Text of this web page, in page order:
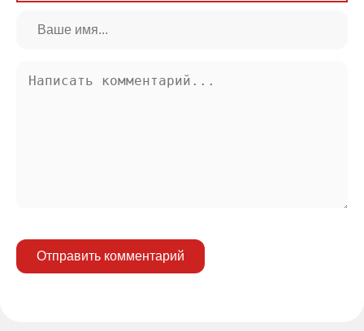
Отправить комментарий